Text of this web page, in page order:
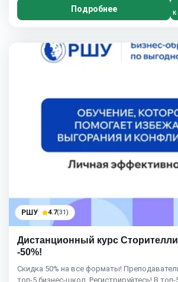
Подробнее К
РШУ 4.7(31)
Дистанционный курс
-50%!
Скидка 50% на все форматы!
топ-5 бизнес-школ. Регистрируйтесь! В топ-